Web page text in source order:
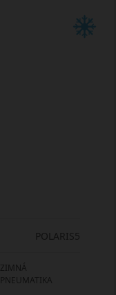
POLARIS5
ZIMNÁ
PNEUMATIKA